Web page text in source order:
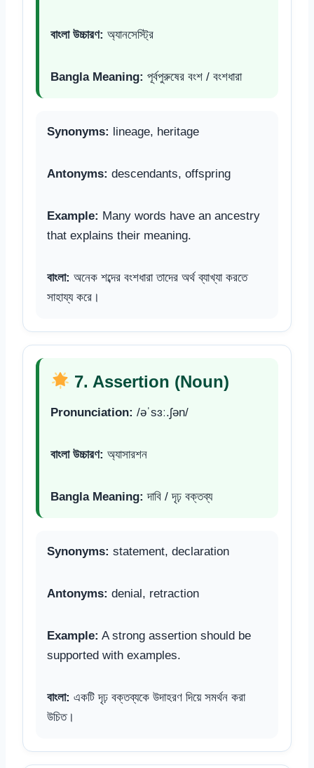
বাংলা উচ্চারণ: অ্যানসেস্ট্রি
Bangla Meaning: পূর্বপুরুষের বংশ / বংশধারা
Synonyms: lineage, heritage
Antonyms: descendants, offspring
Example: Many words have an ancestry
that explains their meaning.
বাংলা: অনেক শব্দের বংশধারা তাদের অর্থ ব্যাখ্যা করতে
সাহায্য করে।
7. Assertion (Noun)
Pronunciation: /əˈsɜː.ʃən/
বাংলা উচ্চারণ: অ্যাসারশন
Bangla Meaning: দাবি / দৃঢ় বক্তব্য
Synonyms: statement, declaration
Antonyms: denial, retraction
Example: A strong assertion should be
supported with examples.
বাংলা: একটি দৃঢ় বক্তব্যকে উদাহরণ দিয়ে সমর্থন করা
উচিত।